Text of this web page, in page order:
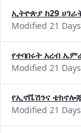
ኢትዮጵያ ከ29
Modified 21
የተባበሩት አረብ
Modified 21
የኢኖቬሽንና
Modified 21